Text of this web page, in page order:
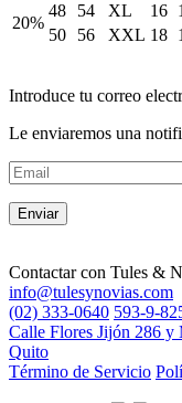
20%
48 54 XL 16
50
56 XXL 18
Introduce tu correo
Le enviaremos una
Contactar con Tules &
info@tulesynovias.com
(02) 333-0640 593-9-
Calle Flores Jijón 286 y
Quito
Término de Servicio